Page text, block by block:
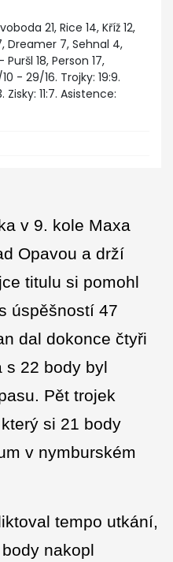
21, Rice 14, Kříž 12,
Dreamer 7, Sehnal 4,
18, Person 17,
10 - 29/16. Trojky: 19:9.
Zisky: 11:7. Asistence:
v 9. kole Maxa
Opavou a drží
titulu si pomohl
úspěšností 47
dal dokonce čtyři
s 22 body byl
Pět trojek
si 21 body
v nymburském
tempo utkání,
nakopl